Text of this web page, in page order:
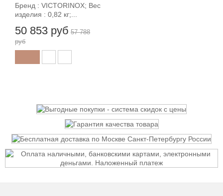
Бренд : VICTORINOX; Вес
изделия : 0,82 кг;...
50 853 руб 57 788
руб